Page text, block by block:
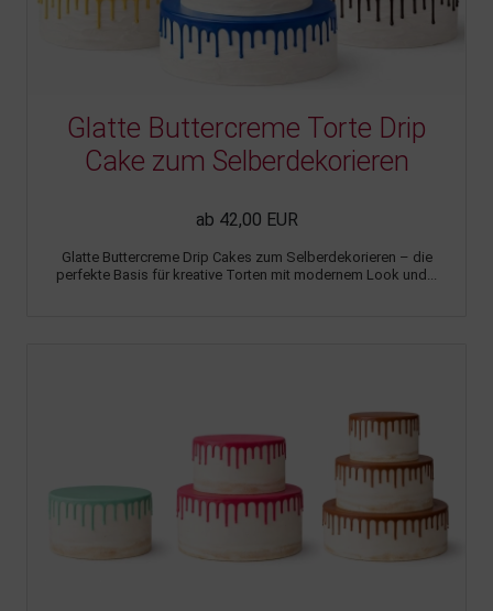
Glatte Buttercreme Torte Drip
Cake zum Selberdekorieren
ab 42,00 EUR
Glatte Buttercreme Drip Cakes zum Selberdekorieren – die
perfekte Basis für kreative Torten mit modernem Look und...